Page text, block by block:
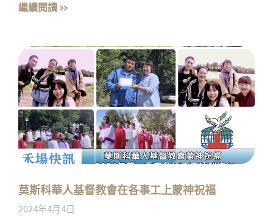
繼續閱讀 »
莫斯科華人基督教會在各事工上蒙神祝福
2024年4月4日